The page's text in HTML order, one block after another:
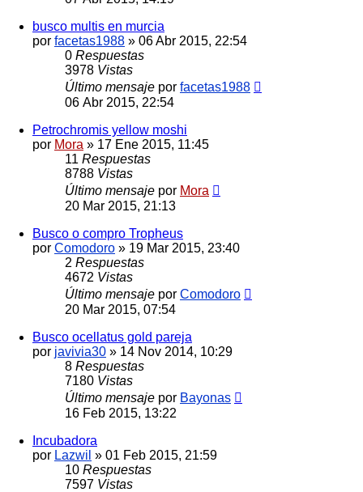
busco multis en murcia
por facetas1988 » 06 Abr 2015, 22:54
0 Respuestas
3978 Vistas
Último mensaje por facetas1988
06 Abr 2015, 22:54
Petrochromis yellow moshi
por Mora » 17 Ene 2015, 11:45
11 Respuestas
8788 Vistas
Último mensaje por Mora
20 Mar 2015, 21:13
Busco o compro Tropheus
por Comodoro » 19 Mar 2015, 23:40
2 Respuestas
4672 Vistas
Último mensaje por Comodoro
20 Mar 2015, 07:54
Busco ocellatus gold pareja
por javivia30 » 14 Nov 2014, 10:29
8 Respuestas
7180 Vistas
Último mensaje por Bayonas
16 Feb 2015, 13:22
Incubadora
por Lazwil » 01 Feb 2015, 21:59
10 Respuestas
7597 Vistas